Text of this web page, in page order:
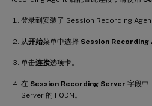
登录到安装了 Session Recording Agent
从开始菜单中选择 Session Recording
单击连接选项卡。
在 Session Recording Server 字段中
Server 的 FQDN。